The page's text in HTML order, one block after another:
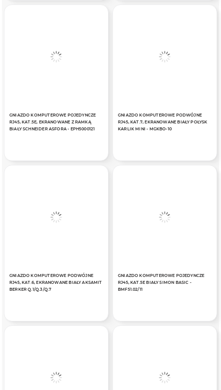
GNIAZDO KOMPUTEROWE POJEDYNCZE
RJ45, KAT.5E, EKRANOWANE Z RAMKĄ
BIAŁY SCHNEIDER ASFORA - EPH5000121
GNIAZDO KOMPUTEROWE PODWÓJNE
RJ45, KAT.7, EKRANOWANE BIAŁY POŁYSK
KARLIK MINI - MGKBO-10
GNIAZDO KOMPUTEROWE PODWÓJNE
RJ45, KAT.6, EKRANOWANE BIAŁY AKSAMIT
BERKER Q.1/Q.3/Q.7
GNIAZDO KOMPUTEROWE POJEDYNCZE
RJ45, KAT.5E BIAŁY SIMON BASIC -
BMF51.02/11